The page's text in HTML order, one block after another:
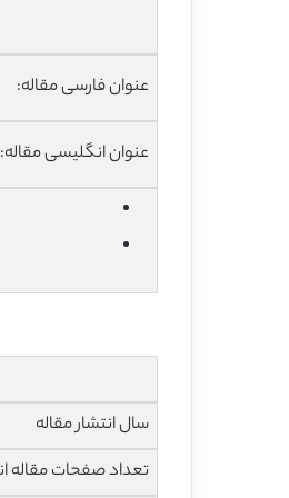
عنوان فارسی مقاله:
عنوان انگلیسی مقاله:
سال انتشار مقاله
تعداد صفحات مقاله